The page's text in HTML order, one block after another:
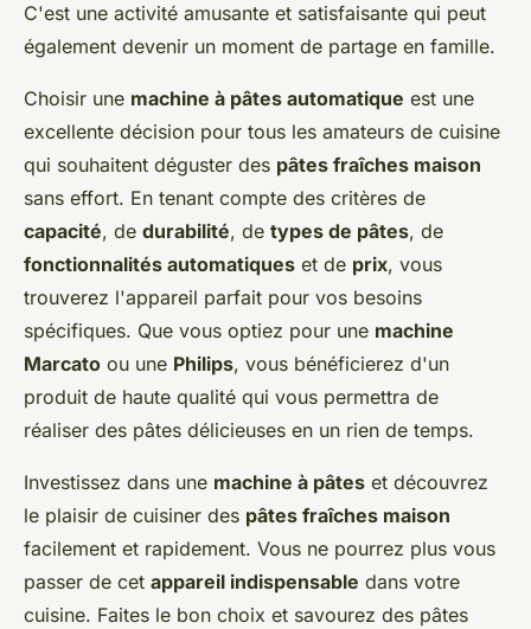
C'est une activité amusante et satisfaisante qui peut
également devenir un moment de partage en famille.
Choisir une machine à pâtes automatique est une
excellente décision pour tous les amateurs de cuisine
qui souhaitent déguster des pâtes fraîches maison
sans effort. En tenant compte des critères de
capacité, de durabilité, de types de pâtes, de
fonctionnalités automatiques et de prix, vous
trouverez l'appareil parfait pour vos besoins
spécifiques. Que vous optiez pour une machine
Marcato ou une Philips, vous bénéficierez d'un
produit de haute qualité qui vous permettra de
réaliser des pâtes délicieuses en un rien de temps.
Investissez dans une machine à pâtes et découvrez
le plaisir de cuisiner des pâtes fraîches maison
facilement et rapidement. Vous ne pourrez plus vous
passer de cet appareil indispensable dans votre
cuisine. Faites le bon choix et savourez des pâtes